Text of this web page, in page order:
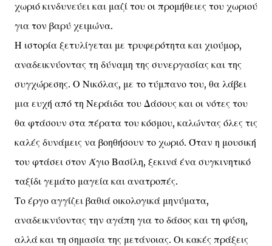
χωριό κινδυνεύει και μαζί του οι προμήθειες του χωριού
για τον βαρύ χειμώνα.
Η ιστορία ξετυλίγεται με τρυφερότητα και χιούμορ,
αναδεικνύοντας τη δύναμη της συνεργασίας και της
συγχώρεσης. Ο Νικόλας, με το τύμπανο του, θα λάβει
μια ευχή από τη Νεράιδα του Δάσους και οι νότες του
θα φτάσουν στα πέρατα του κόσμου, καλώντας όλες τις
καλές δυνάμεις να βοηθήσουν το χωριό. Όταν η μουσική
του φτάσει στον Άγιο Βασίλη, ξεκινά ένα συγκινητικό
ταξίδι γεμάτο μαγεία και ανατροπές.
Το έργο αγγίζει βαθιά οικολογικά μηνύματα,
αναδεικνύοντας την αγάπη για το δάσος και τη φύση,
αλλά και τη σημασία της μετάνοιας. Οι κακές πράξεις